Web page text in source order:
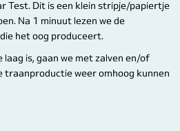
Test. Dit is een klein stripje/papiertje
Na 1 minuut lezen we de
het oog produceert.
is, gaan we met zalven en/of
traanproductie weer omhoog kunnen